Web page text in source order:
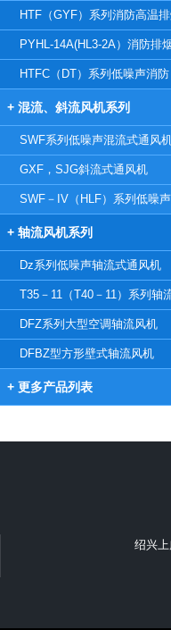
HTF（GYF）系列消防高温
PYHL-14A(HL3-2A）消防排
HTFC（DT）系列低噪声消
+ 混流、斜流风机系列
SWF系列低噪声混流式通风
GXF，SJG斜流式通风机
SWF－IV（HLF）系列低噪
+ 轴流风机系列
Dz系列低噪声轴流式通风机
T35－11（T40－11）系列轴
DFZ系列大型空调轴流风机
DFBZ型方形壁式轴流风机
+ 更多产品列表
绍兴